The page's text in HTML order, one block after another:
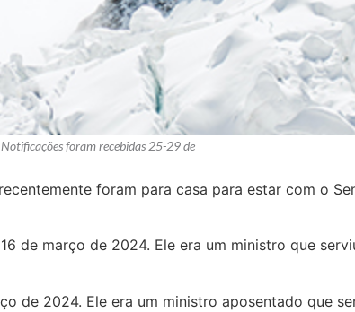
foram recebidas 25-29 de
foram para casa para estar com o
de março de 2024. Ele era um ministro que
de 2024. Ele era um ministro aposentado que